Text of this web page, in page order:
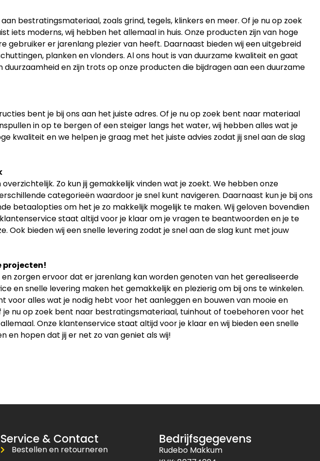
bestratingsmateriaal, zoals grind, tegels, klinkers en meer. Of je nu op zoek
iets moderns, wij hebben het allemaal in huis. Onze producten zijn van hoge
gebruiker er jarenlang plezier van heeft. Daarnaast bieden wij een uitgebreid
planken en vlonders. Al ons hout is van duurzame kwaliteit en gaat
duurzaamheid en zijn trots op onze producten die bijdragen aan een duurzame
bent je bij ons aan het juiste adres. Of je nu op zoek bent naar materiaal
in op te bergen of een steiger langs het water, wij hebben alles wat je
kwaliteit en we helpen je graag met het juiste advies zodat jij snel aan de slag
Zo kun jij gemakkelijk vinden wat je zoekt. We hebben onze
categorieën waardoor je snel kunt navigeren. Daarnaast kun je bij ons
betaalopties om het je zo makkelijk mogelijk te maken. Wij geloven bovendien
staat altijd voor je klaar om je vragen te beantwoorden en je te
Ook bieden wij een snelle levering zodat je snel aan de slag kunt met jouw
projecten!
zorgen ervoor dat er jarenlang kan worden genoten van het gerealiseerde
en snelle levering maken het gemakkelijk en plezierig om bij ons te winkelen.
voor alles wat je nodig hebt voor het aanleggen en bouwen van mooie en
nu op zoek bent naar bestratingsmateriaal, tuinhout of toebehoren voor het
Onze klantenservice staat altijd voor je klaar en wij bieden een snelle
en hopen dat jij er net zo van geniet als wij!
Service & Contact
Bestellen en retourneren
Bedrijfsgegevens
Rudebo Makkum